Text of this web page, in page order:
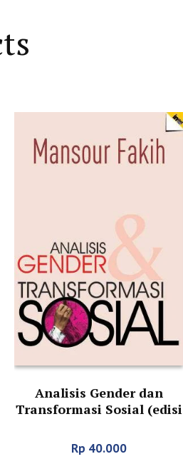
Analisis Gender dan
Transformasi Sosial (edisi
Rp 40.000